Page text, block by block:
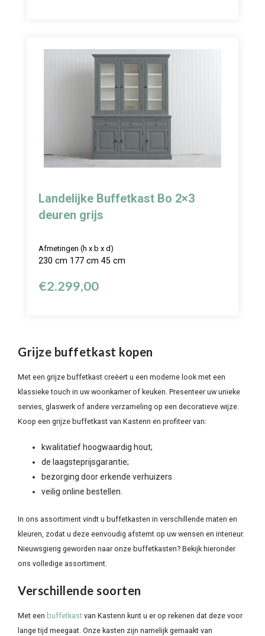
Landelijke Buffetkast Bo 2×3
deuren grijs
Afmetingen (h x b x d)
230 cm 177 cm 45 cm
€2.299,00
Grijze buffetkast kopen
Met een grijze buffetkast creëert u een moderne look met een
klassieke touch in uw woonkamer of keuken. Presenteer uw unieke
servies, glaswerk of andere verzameling op een decoratieve wijze.
Koop een grijze buffetkast van Kastenn en profiteer van:
kwalitatief hoogwaardig hout;
de laagsteprijsgarantie;
bezorging door erkende verhuizers
veilig online bestellen.
In ons assortiment vindt u buffetkasten in verschillende maten en
kleuren, zodat u deze eenvoudig afstemt op uw wensen en interieur.
Nieuwsgierig geworden naar onze buffetkasten? Bekijk hieronder
ons volledige assortiment.
Verschillende soorten
Met een buffetkast van Kastenn kunt u er op rekenen dat deze voor
lange tijd meegaat. Onze kasten zijn namelijk gemaakt van